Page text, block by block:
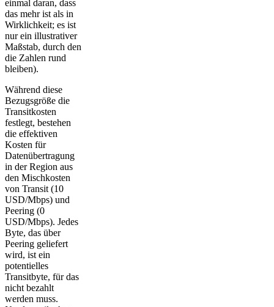
einmal daran, dass
das mehr ist als in
Wirklichkeit; es ist
nur ein illustrativer
Maßstab, durch den
die Zahlen rund
bleiben).
Während diese
Bezugsgröße die
Transitkosten
festlegt, bestehen
die effektiven
Kosten für
Datenübertragung
in der Region aus
den Mischkosten
von Transit (10
USD/Mbps) und
Peering (0
USD/Mbps). Jedes
Byte, das über
Peering geliefert
wird, ist ein
potentielles
Transitbyte, für das
nicht bezahlt
werden muss.